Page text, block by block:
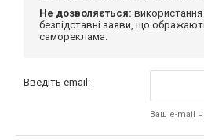
Не дозволяється:
безпідставні заяви, що
самореклама.
Введіть email:
Ваш e-mail